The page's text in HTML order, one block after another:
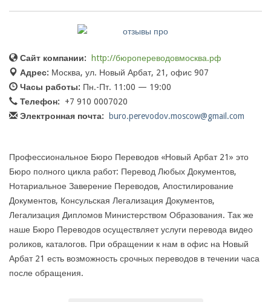
Сайт компании:
http://бюропереводовмосква.рф
Адрес: Москва, ул. Новый Арбат, 21, офис 907
Часы работы: Пн.-Пт. 11:00 — 19:00
Телефон:
+7 910 0007020
Электронная почта:
buro.perevodov.moscow@gmail.com
Профессиональное Бюро Переводов «Новый Арбат 21» это
Бюро полного цикла работ: Перевод Любых Документов,
Нотариальное Заверение Переводов, Апостилирование
Документов, Консульская Легализация Документов,
Легализация Дипломов Министерством Образования. Так же
наше Бюро Переводов осуществляет услуги перевода видео
роликов, каталогов. При обращении к нам в офис на Новый
Арбат 21 есть возможность срочных переводов в течении часа
после обращения.